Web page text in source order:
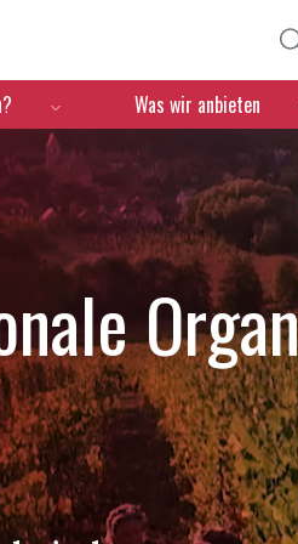
Was wir anbieten